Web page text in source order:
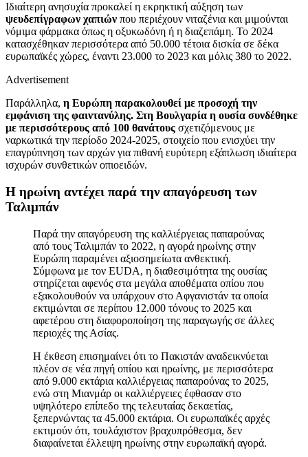
Ιδιαίτερη ανησυχία προκαλεί η εκρηκτική αύξηση των
ψευδεπίγραφων χαπιών που περιέχουν νιταζένια και μιμούνται
νόμιμα φάρμακα όπως η οξυκωδόνη ή η διαζεπάμη. Το 2024
κατασχέθηκαν περισσότερα από 50.000 τέτοια δισκία σε δέκα
ευρωπαϊκές χώρες, έναντι 23.000 το 2023 και μόλις 380 το 2022.
Advertisement
Παράλληλα, η Ευρώπη παρακολουθεί με προσοχή την
εμφάνιση της φαιντανύλης. Στη Βουλγαρία η ουσία συνδέθηκε
με περισσότερους από 100 θανάτους σχετιζόμενους με
ναρκωτικά την περίοδο 2024-2025, στοιχείο που ενισχύει την
επαγρύπνηση των αρχών για πιθανή ευρύτερη εξάπλωση ιδιαίτερα
ισχυρών συνθετικών οπιοειδών.
Η ηρωίνη αντέχει παρά την απαγόρευση των
Ταλιμπάν
Παρά την απαγόρευση της καλλιέργειας παπαρούνας
από τους Ταλιμπάν το 2022, η αγορά ηρωίνης στην
Ευρώπη παραμένει αξιοσημείωτα ανθεκτική.
Σύμφωνα με τον EUDA, η διαθεσιμότητα της ουσίας
στηρίζεται αφενός στα μεγάλα αποθέματα οπίου που
εξακολουθούν να υπάρχουν στο Αφγανιστάν τα οποία
εκτιμώνται σε περίπου 12.000 τόνους το 2025 και
αφετέρου στη διαφοροποίηση της παραγωγής σε άλλες
περιοχές της Ασίας.
Η έκθεση επισημαίνει ότι το Πακιστάν αναδεικνύεται
πλέον σε νέα πηγή οπίου και ηρωίνης, με περισσότερα
από 9.000 εκτάρια καλλιέργειας παπαρούνας το 2025,
ενώ στη Μιανμάρ οι καλλιέργειες έφθασαν στο
υψηλότερο επίπεδο της τελευταίας δεκαετίας,
ξεπερνώντας τα 45.000 εκτάρια. Οι ευρωπαϊκές αρχές
εκτιμούν ότι, τουλάχιστον βραχυπρόθεσμα, δεν
διαφαίνεται έλλειψη ηρωίνης στην ευρωπαϊκή αγορά.